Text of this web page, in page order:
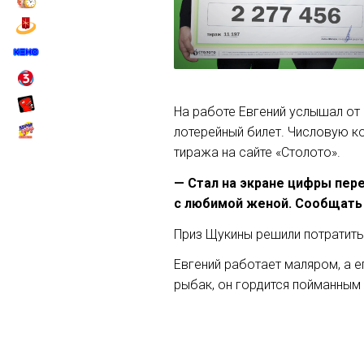
На работе Евгений услышал от
лотерейный билет. Числовую
тиража на сайте «Столото».
— Стал на экране цифры
с любимой женой. Сообщать
Приз Щукины решили
Евгений работает маляром, а
рыбак, он гордится